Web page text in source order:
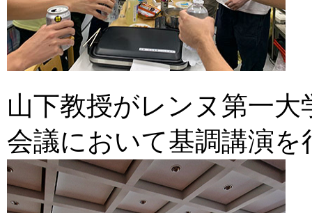
山下教授がレンヌ第一
会議において基調講演